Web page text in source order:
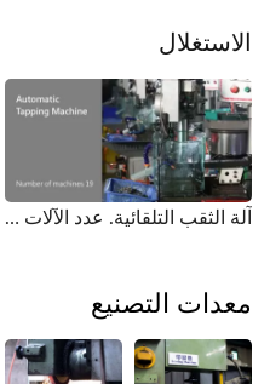
الاستغلال
آلة الثقب التلقائية. عدد الآلات 19.
معدات التصنيع